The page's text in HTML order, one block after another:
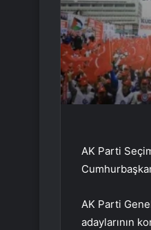
AK Parti
AK Parti
adaylarının